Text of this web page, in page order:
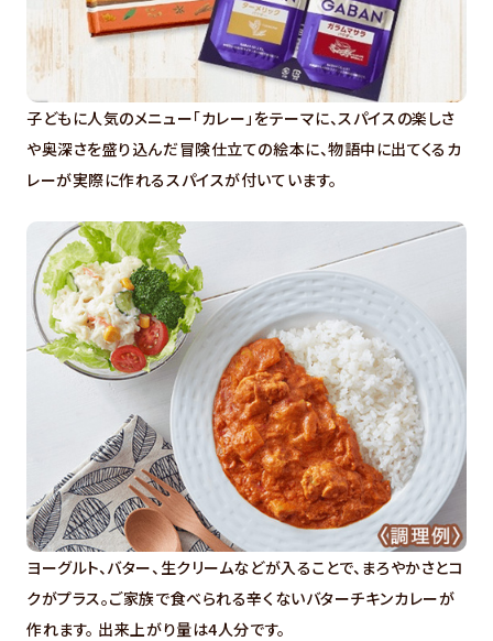
子どもに人気のメニュー「カレー」をテーマに、スパイスの楽しさ
や奥深さを盛り込んだ冒険仕立ての絵本に、物語中に出てくるカ
レーが実際に作れるスパイスが付いています。
ヨーグルト、バター、生クリームなどが入ることで、まろやかさとコ
クがプラス。ご家族で食べられる辛くないバターチキンカレーが
作れます。 出来上がり量は4人分です。